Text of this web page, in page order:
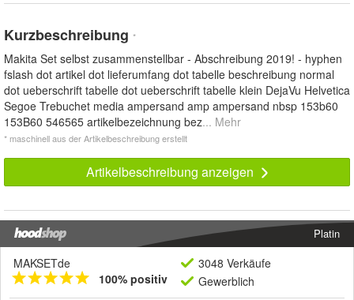
Kurzbeschreibung *
Makita Set selbst zusammenstellbar - Abschreibung 2019! - hyphen
fslash dot artikel dot lieferumfang dot tabelle beschreibung normal
dot ueberschrift tabelle dot ueberschrift tabelle klein DejaVu Helvetica
Segoe Trebuchet media ampersand amp ampersand nbsp 153b60
153B60 546565 artikelbezeichnung bez... Mehr
* maschinell aus der Artikelbeschreibung erstellt
Artikelbeschreibung anzeigen
Platin
MAKSETde
100% positiv
3048 Verkäufe
Gewerblich